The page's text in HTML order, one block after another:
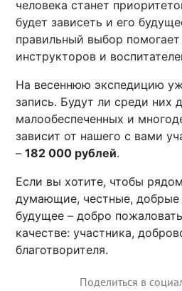
человека станет
будет зависеть и его
правильный выбор
инструкторов и
На весеннюю экспедицию
запись. Будут ли среди них
малообеспеченных и
зависит от нашего с вами
–182 000 рублей.
Если вы хотите, чтобы
думающие, честные, добрые
будущее – добро
качестве: участника,
благотворителя.
Поделиться в